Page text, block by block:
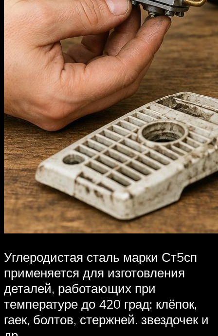
Углеродистая сталь марки Ст5сп
применяется для изготовления
деталей, работающих при
температуре до 420 град: клёпок,
гаек, болтов, стержней. звездочек и